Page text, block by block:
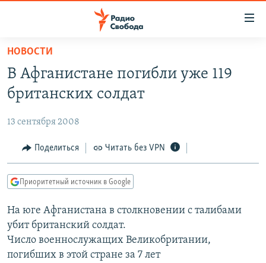
упрощенного
доступа
Вернуться
основному
Вернутся
главной
навигации
Вернутся
поиску
ПРОГРАММЫ
ПОДКАСТЫ
АВТОРСКИЕ ПРОЕКТЫ
ЦИТАТЫ СВОБОДЫ
МНЕНИЯ
IDEL.РЕАЛИИ
КАВКАЗ.РЕАЛИИ
СЕВЕР.РЕАЛИИ
СИБИРЬ.РЕАЛИИ
НОВОСТИ
В Афганистане погибли уже 119
британских солдат
13 сентября 2008
Поделиться Читать без VPN
Приоритетный источник в Google
На юге Афганистана в столкновении с талибами
убит британский солдат.
Число военнослужащих Великобритании,
погибших в этой стране за 7 лет